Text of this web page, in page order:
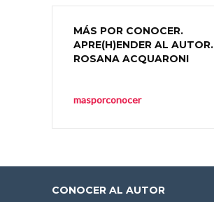
MÁS POR CONOCER.
APRE(H)ENDER AL AUTOR.
ROSANA ACQUARONI
masporconocer
CONOCER AL AUTOR